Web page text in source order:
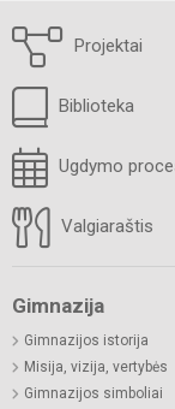
Projektai
Biblioteka
Ugdymo
Valgiaraštis
Gimnazija
Gimnazijos istorija
Misija, vizija, vertybės
Gimnazijos simboliai